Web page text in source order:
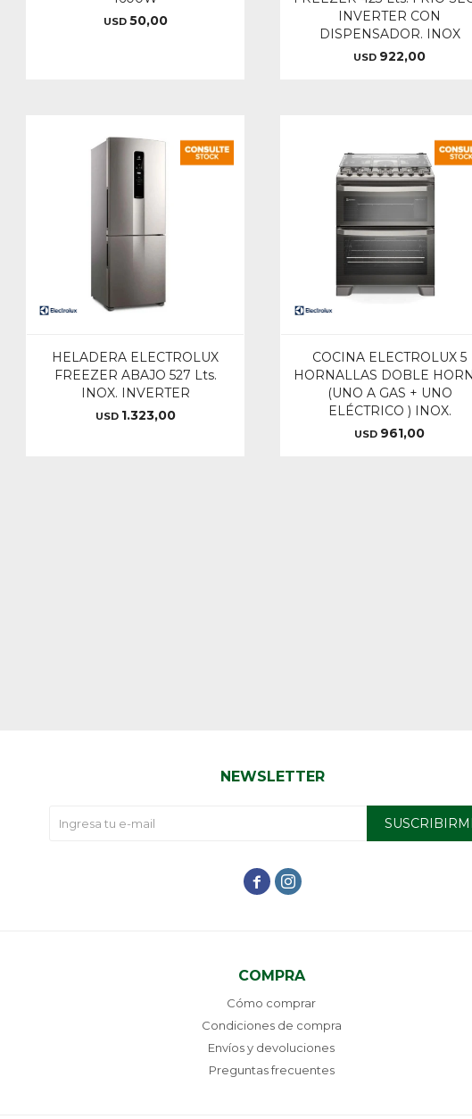
USD 50,00
INVERTER CON
DISPENSADOR. INOX
USD 922,00
HELADERA ELECTROLUX
FREEZER ABAJO 527 Lts.
INOX. INVERTER
USD 1.323,00
COCINA ELECTROLUX 5
HORNALLAS DOBLE
(UNO A GAS + UNO
ELÉCTRICO ) INOX.
USD 961,00
COMPRA
Cómo comprar
Condiciones de compra
Envíos y devoluciones
Preguntas frecuentes
NEWSLETTER
 